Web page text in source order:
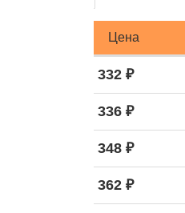
Цена
332 ₽
336 ₽
348 ₽
362 ₽